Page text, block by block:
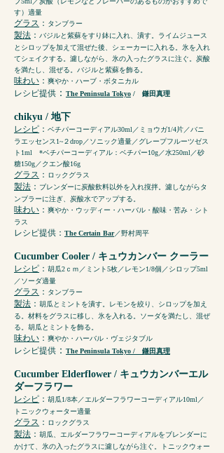
す）適量
グラス ： タンブラー
製法 ： バジルと紫蘇をすり鉢に入れ、潰す。ライムジュース
とシロップを加えて混ぜた後、シェーカーに入れる。氷を入れ
てシェイクする。濾しながら、氷の入ったグラスに注ぐ。炭酸
を満たし、混ぜる。バジルと紫蘇を飾る。
味わい ： 爽やか・ハーブ・ボタニカル
レシピ提供 ： The Peninsula Tokyo / 鎌田真理
chikyu / 地下
レシピ ： ベチパーコーディアル30ml／ミョウガ1/4片／バニ
ラエッセンス1~２drop／ソニック適量／グレープフルーツゼス
ト1ml *ベチパーコーディアル：ベチパー10g／水250ml／砂
糖150g／クエン酸16g
グラス ： ロックグラス
製法 ： ブレンダーに炭酸飲料以外を入れ撹拌。濾しながらタ
ンブラーに注ぎ、炭酸水でアップする。
味わい ： 爽やか・ウッディー・ハーバル・酸味・苦み・シト
ラス
レシピ提供 ： The Certain Bar／野村周平
Cucumber Cooler / キュウカンバー クーラー
レシピ ： 胡瓜2ｃｍ／ミント5枚／レモン1/8個／シロップ5ml
／ソーダ適量
グラス ： タンブラー
製法 ： 胡瓜とミントを潰す。レモンを絞り、シロップを加え
る。材料をグラスに移し、氷を入れる。ソーダを満たし、混ぜ
る。胡瓜とミントを飾る。
味わい ： 爽やか・ハーバル・ヴェジタブル
レシピ提供 ： The Peninsula Tokyo / 鎌田真理
Cucumber Elderflower / キュウカンバーエル
ダーフラワー
レシピ ： 胡瓜1/8本／エルダーフラワーコーディアル10ml／
トニックウォーター適量
グラス ： ロックグラス
製法 ： 胡瓜、エルダーフラワーコーディアルをブレンダーに
かけて、氷の入ったグラスに濾しながら注ぐ。トニックウォー